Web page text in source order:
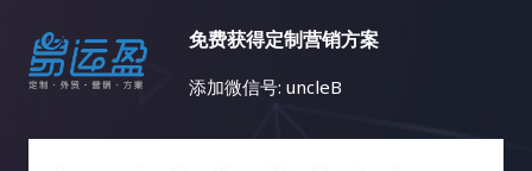
安全抵达目的地。 市场环境和用户行为都在不断变
化，只有持续地分析数据，才能保持链接建设策略的
有效性。 五、 案例分析：小红书如何玩转链接建
容。你可以分析这些内容的主题、格式、推广策略等
等，从中学习如何创作更具吸引力的内容，从而吸引
更多的链接。通过分析热门内容，你可以了解目标受
务的推广可能会受到限制，你需要了解目标市场的相
关法律法规。 再次，竞争激烈也是一个不容忽视的问
题。一些热门的小语种市场竞争非常激烈，需要付出
花园里只种植着单一品种的花卉，即使再娇艳欲滴，
也会让人感到单调乏味。同样的道理，如果一个网站
只提供单一的内容形式，即使文字再优美，设计再精
免费获得定制营销方案
添加微信号: uncleB